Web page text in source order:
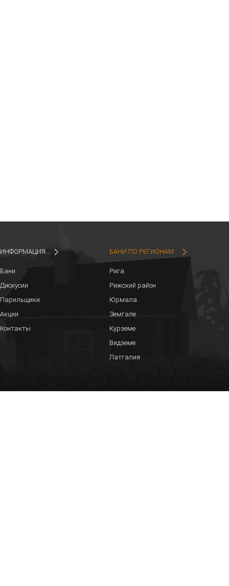
ИНФОРМАЦИЯ
Бани
Дискусии
Парильщики
Акции
Контакты
БАНИ ПО РЕГИОНАМ
Рига
Рижский район
Юрмала
Земгале
Курземе
Видземе
Латгалия